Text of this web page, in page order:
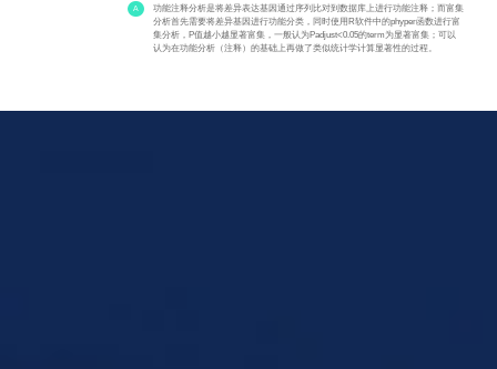
功能注释分析是将差异表达基因通过序列比对到数据库上进行功能注释；而富集
分析首先需要将差异基因进行功能分类，同时使用R软件中的phyper函数进行富
集分析，P值越小越显著富集，一般认为Padjust<0.05的term为显著富集；可以
认为在功能分析（注释）的基础上再做了类似统计学计算显著性的过程。